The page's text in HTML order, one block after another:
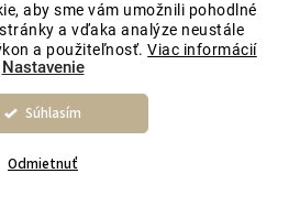
aby sme vám umožnili pohodlné
a vďaka analýze neustále
a použiteľnosť.Viac informácií
Nastavenie
Odmietnuť
Súhlasím